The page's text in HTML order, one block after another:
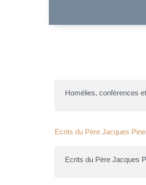
Homélies, confèrences
Ecrits du Père Jacques
Ecrits du Père Jacques